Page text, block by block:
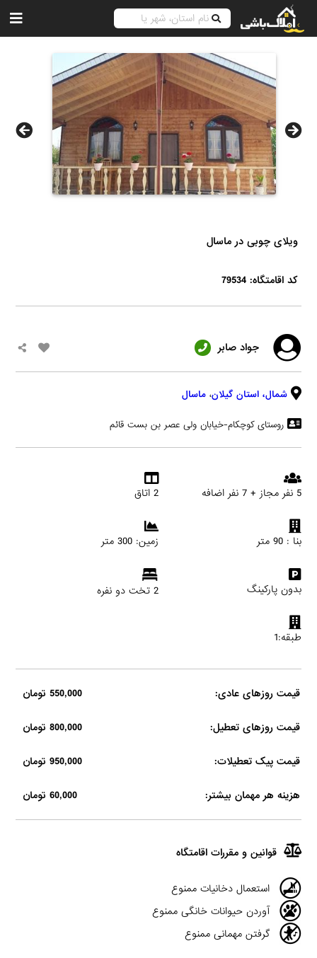
ویلای چوبی در ماسال
کد اقامتگاه: 79534
جواد صابر
شمال، استان گیلان، ماسال
روستای کوچکام-خیابان ولی عصر بن بست قائم
5 نفر مجاز + 7 نفر اضافه 2 اتاق
بنا : 90 متر زمین: 300 متر
بدون پارکینگ 2 تخت دو نفره
طبقه:1
قیمت روزهای عادی: 550,000 تومان
قیمت روزهای تعطیل: 800,000 تومان
قیمت پیک تعطیلات: 950,000 تومان
هزینه هر مهمان بیشتر: 60,000 تومان
قوانین و مقررات اقامتگاه
استعمال دخانیات ممنوع
آوردن حیوانات خانگی ممنوع
گرفتن مهمانی ممنوع